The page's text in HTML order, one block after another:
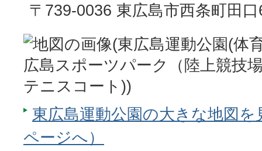
〒739-0036 東広島市西条町田
東広島運動公園の大きな地図を
ページへ）